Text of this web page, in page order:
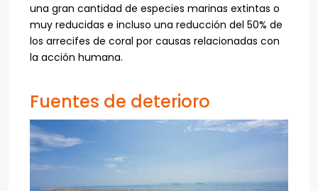
una gran cantidad de especies marinas extintas o
muy reducidas e incluso una reducción del 50% de
los arrecifes de coral por causas relacionadas con
la acción humana.
Fuentes de deterioro